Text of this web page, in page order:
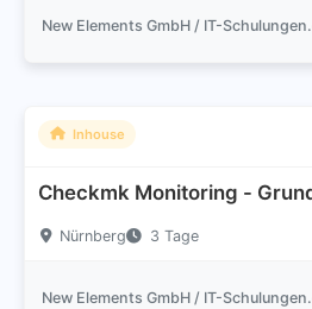
Inhouse
Checkmk Monitoring -
Nürnberg 3 Tage